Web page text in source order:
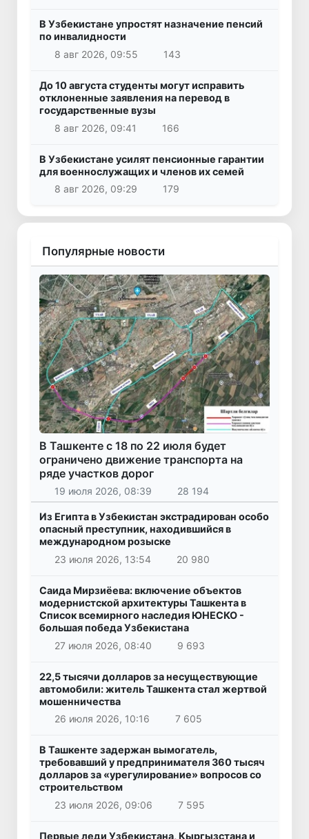
В Узбекистане упростят назначение пенсий
по инвалидности
8 авг 2026, 09:55
143
До 10 августа студенты могут исправить
отклоненные заявления на перевод в
государственные вузы
8 авг 2026, 09:41
166
В Узбекистане усилят пенсионные гарантии
для военнослужащих и членов их семей
8 авг 2026, 09:29
179
Популярные новости
В Ташкенте с 18 по 22 июля будет
ограничено движение транспорта на
ряде участков дорог
19 июля 2026, 08:39 28 194
Из Египта в Узбекистан экстрадирован особо
опасный преступник, находившийся в
международном розыске
23 июля 2026, 13:54
20 980
Саида Мирзиёева: включение объектов
модернистской архитектуры Ташкента в
Список всемирного наследия ЮНЕСКО -
большая победа Узбекистана
27 июля 2026, 08:40
9 693
22,5 тысячи долларов за несуществующие
автомобили: житель Ташкента стал жертвой
мошенничества
26 июля 2026, 10:16
7 605
В Ташкенте задержан вымогатель,
требовавший у предпринимателя 360 тысяч
долларов за «урегулирование» вопросов со
строительством
23 июля 2026, 09:06
7 595
Первые леди Узбекистана, Кыргызстана и